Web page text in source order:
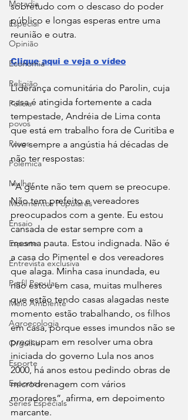
Moradia
Especial
Opinião
Economia
Religião
Polícia
povos
Povos
Polêmica
Mulher
Movimentos Populares
Ensaio
Esporte
Entrevista exclusiva
Perfil Popular
Meio Ambiente
Agroecologia
Orgulho
Esporte
Esportes
Séries Especiais
sobretudo com o descaso do poder
público e longas esperas entre uma
reunião e outra.
Clique aqui e veja o vídeo
Liderança comunitária do Parolin, cuja
casa é atingida fortemente a cada
tempestade, Andréia de Lima conta
que está em trabalho fora de Curitiba e
vive sempre a angústia há décadas de
não ter respostas:
“A gente não tem quem se preocupe.
Não tem prefeito e vereadores
preocupados com a gente. Eu estou
cansada de estar sempre com a
mesma pauta. Estou indignada. Não é
a casa do Pimentel e dos vereadores
que alaga. Minha casa inundada, eu
não estou em casa, muitas mulheres
que estão tendo casas alagadas neste
momento estão trabalhando, os filhos
em casa, porque esses imundos não se
preocupam em resolver uma obra
iniciada do governo Lula nos anos
2000, há anos estou pedindo obras de
microdrenagem com vários
moradores”, afirma, em depoimento
marcante.